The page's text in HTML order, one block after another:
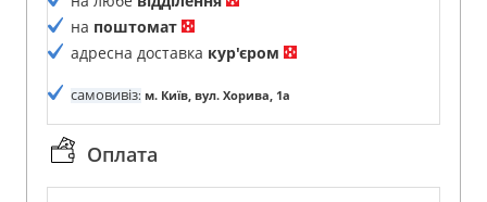
на поштомат
адресна доставка кур'єром
самовивіз: м. Київ, вул. Хорива, 1а
Оплата